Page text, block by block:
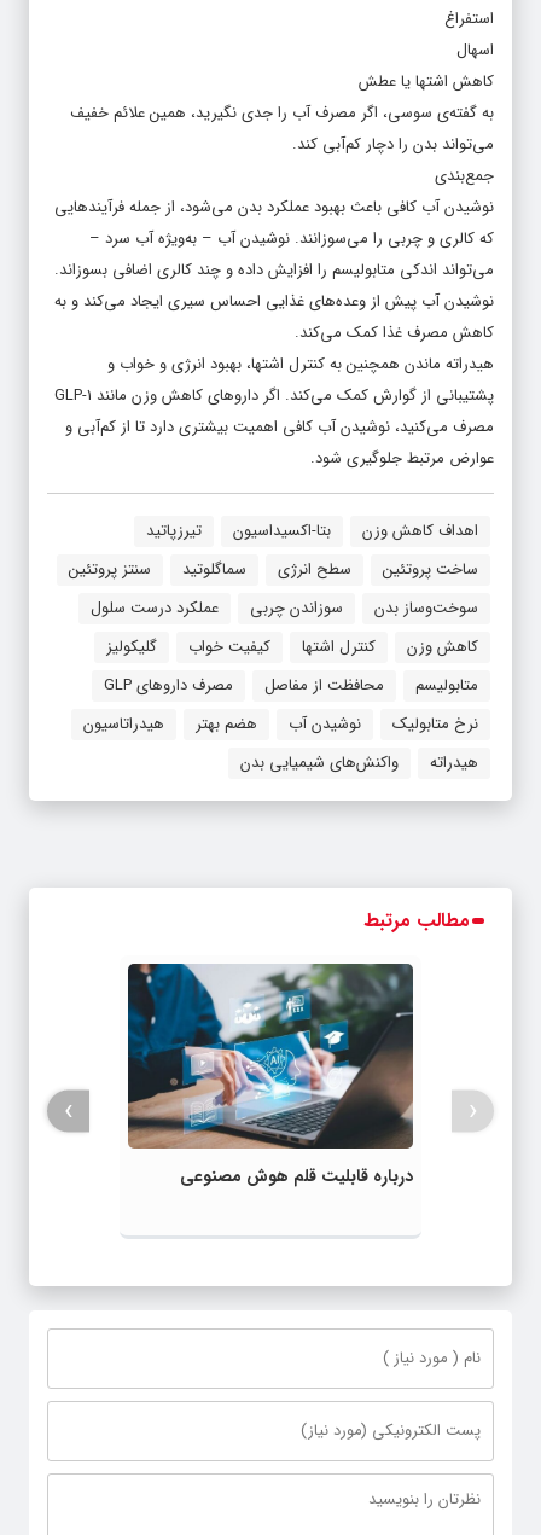
استفراغ
اسهال
کاهش اشتها یا عطش
به گفته‌ی سوسی، اگر مصرف آب را جدی نگیرید، همین علائم خفیف
می‌تواند بدن را دچار کم‌آبی کند.
جمع‌بندی
نوشیدن آب کافی باعث بهبود عملکرد بدن می‌شود، از جمله فرآیندهایی
که کالری و چربی را می‌سوزانند. نوشیدن آب – به‌ویژه آب سرد –
می‌تواند اندکی متابولیسم را افزایش داده و چند کالری اضافی بسوزاند.
نوشیدن آب پیش از وعده‌های غذایی احساس سیری ایجاد می‌کند و به
کاهش مصرف غذا کمک می‌کند.
هیدراته ماندن همچنین به کنترل اشتها، بهبود انرژی و خواب و
پشتیبانی از گوارش کمک می‌کند. اگر داروهای کاهش وزن مانند GLP-1
مصرف می‌کنید، نوشیدن آب کافی اهمیت بیشتری دارد تا از کم‌آبی و
عوارض مرتبط جلوگیری شود.
اهداف کاهش وزن بتا-اکسیداسیون
تیرزپاتید
ساخت پروتئین
سطح انرژی سماگلوتید
سنتز پروتئین
سوخت‌وساز بدن
سوزاندن چربی‌
عملکرد درست سلول‌
کاهش وزن
کنترل اشتها کیفیت خواب
گلیکولیز
متابولیسم
محافظت از مفاصل
مصرف داروهای GLP
نرخ متابولیک
نوشیدن آب هضم بهتر
هیدراتاسیون
هیدراته
واکنش‌های شیمیایی بدن
مطالب مرتبط
درباره قابلیت قلم هوش مصنوعی
‹
›